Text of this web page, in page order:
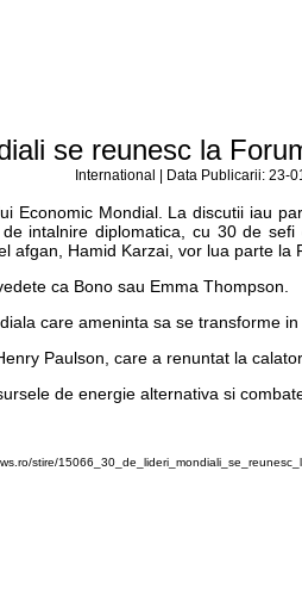
se reunesc la
International | Data Publicarii: 23-
Economic Mondial. La discutii iau
intalnire diplomatica, cu 30 de
afgan, Hamid Karzai, vor lua parte la
ca Bono sau Emma Thompson.
care ameninta sa se transforme in
Paulson, care a renuntat la
de energie alternativa si
stire/